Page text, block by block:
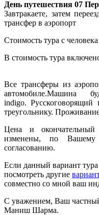
День путешествия 07
Завтракаете, затем
трансфер в аэропорт
Стоимость тура с человека
В стоимость тура
Все трансферы из
indigo.
треугольнику.
Цена и
изменены, по
согласованию.
Если данный вариант
посмотреть другие
совместно со мной ваш
С уважением, Ваш
Маниш Шарма.